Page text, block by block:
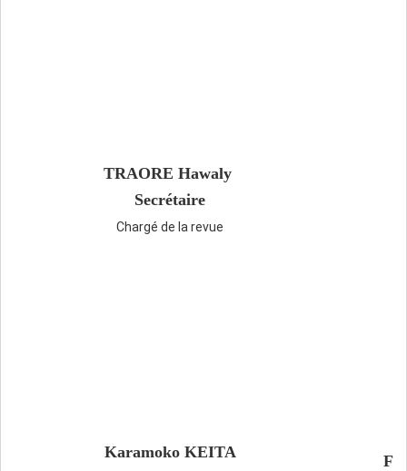
TRAORE Hawaly
Secrétaire
Chargé de la revue
Karamoko KEITA